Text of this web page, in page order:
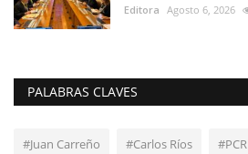
Editora Agosto 6, 2026
PALABRAS CLAVES
#Juan Carreño #Carlos Ríos #PCR